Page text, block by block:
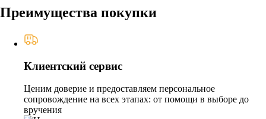
Преимущества покупки
Клиентский сервис
Ценим доверие и предоставляем персональное
сопровождение на всех этапах: от помощи в выборе до
вручения